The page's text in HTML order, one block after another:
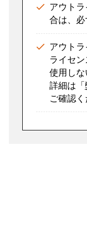
アウト
合は、
アウトラ
ライセ
使用しな
詳細は「
ご確認く